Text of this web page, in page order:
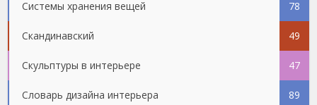
Системы хранения вещей 78
Скандинавский 49
Скульптуры в интерьере 47
Словарь дизайна интерьера 89